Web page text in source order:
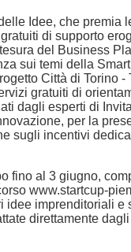
Idee, che premia
di supporto
del Business
sui temi della
Città di Torino -
gratuiti di
dagli esperti di
per la
sugli incentivi
fino al 3 giugno,
www.startcup-
idee imprenditoriali e
direttamente